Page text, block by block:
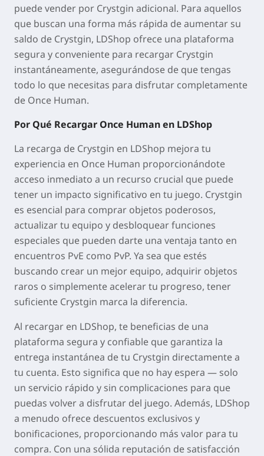
puede vender por Crystgin adicional. Para aquellos
que buscan una forma más rápida de aumentar su
saldo de Crystgin, LDShop ofrece una plataforma
segura y conveniente para recargar Crystgin
instantáneamente, asegurándose de que tengas
todo lo que necesitas para disfrutar completamente
de Once Human.
Por Qué Recargar Once Human en LDShop
La recarga de Crystgin en LDShop mejora tu
experiencia en Once Human proporcionándote
acceso inmediato a un recurso crucial que puede
tener un impacto significativo en tu juego. Crystgin
es esencial para comprar objetos poderosos,
actualizar tu equipo y desbloquear funciones
especiales que pueden darte una ventaja tanto en
encuentros PvE como PvP. Ya sea que estés
buscando crear un mejor equipo, adquirir objetos
raros o simplemente acelerar tu progreso, tener
suficiente Crystgin marca la diferencia.
Al recargar en LDShop, te beneficias de una
plataforma segura y confiable que garantiza la
entrega instantánea de tu Crystgin directamente a
tu cuenta. Esto significa que no hay espera — solo
un servicio rápido y sin complicaciones para que
puedas volver a disfrutar del juego. Además, LDShop
a menudo ofrece descuentos exclusivos y
bonificaciones, proporcionando más valor para tu
compra. Con una sólida reputación de satisfacción